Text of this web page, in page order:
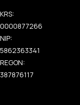
KRS:
0000877266
NIP:
5862363341
REGON:
387876117